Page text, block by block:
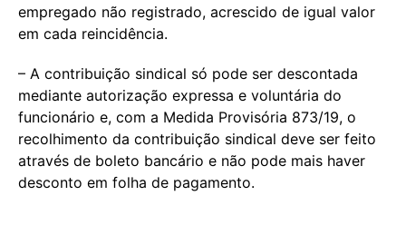
empregado não registrado, acrescido de igual valor
em cada reincidência.
– A contribuição sindical só pode ser descontada
mediante autorização expressa e voluntária do
funcionário e, com a Medida Provisória 873/19, o
recolhimento da contribuição sindical deve ser feito
através de boleto bancário e não pode mais haver
desconto em folha de pagamento.